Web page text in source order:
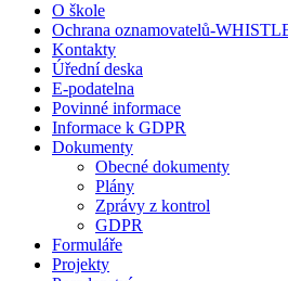
O škole
Ochrana oznamovatelů-
Kontakty
Úřední deska
E-podatelna
Povinné informace
Informace k GDPR
Dokumenty
Obecné dokumenty
Plány
Zprávy z kontrol
GDPR
Formuláře
Projekty